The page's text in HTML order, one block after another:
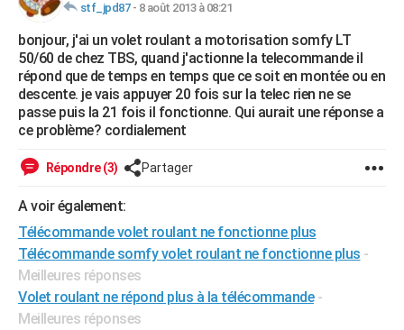
Mobiles
Meilleur smartphone
Internet
Ordinateurs
Jeux vidéo
Guide high-tech
Forum
Aménagement intérieur
Extérieur
Cuisine
Salle de bains
Jardinage
Rangement
WEEK-END
Guides de France
Escapades
Patrimoine
Expositions
Musées
Week-end nature
+LIFESTYLE
Art de vivre
Bien-être
Loisirs
Mode
Modes de vie
SANTE
Alimentation
Guide de la santé
Maladies
Médicaments
Sommeil
VOYAGE
Destinations
City break
Voyage nature
Voyage de noces
Forum
Climat
+PHOTO
GUIDES D'ACHAT
BONS PLANS
CARTE DE VOEUX
stf_jpd87- 8 août 2013 à 08:21
bonjour, j'ai un volet roulant a motorisation somfy LT
50/60 de chez TBS, quand j'actionne la telecommande il
répond que de temps en temps que ce soit en montée ou en
descente. je vais appuyer 20 fois sur la telec rien ne se
passe puis la 21 fois il fonctionne. Qui aurait une réponse a
ce problème? cordialement
Répondre (3) Partager
A voir également:
Télécommande volet roulant ne fonctionne plus
Télécommande somfy volet roulant ne fonctionne plus -
Meilleures réponses
Volet roulant ne répond plus à la télécommande -
Meilleures réponses